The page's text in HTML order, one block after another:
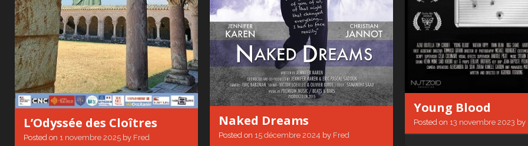
L’Odyssée des Cloîtres
Posted on 1 novembre 2025 by Fred
Naked Dreams
Posted on 15 décembre 2024 by Fred
Young Blood
Posted on 13 novembre 2023 by